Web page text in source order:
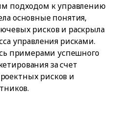
подходом к управлению
основные понятия,
рисков и раскрыла
управления рисками.
примерами успешного
за счет
рисков и